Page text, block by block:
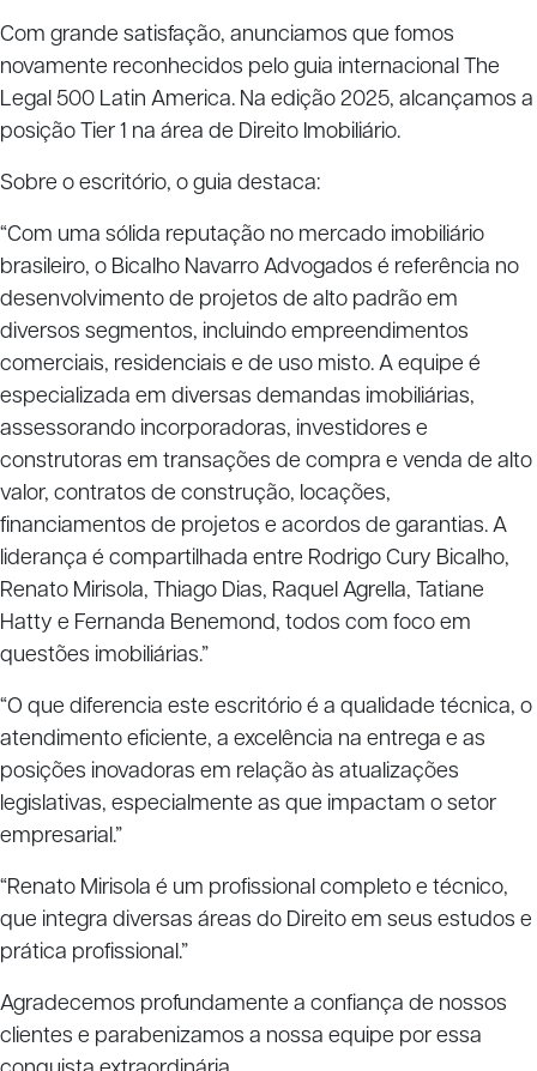
Com grande satisfação, anunciamos que fomos
novamente reconhecidos pelo guia internacional The
Legal 500 Latin America. Na edição 2025, alcançamos a
posição Tier 1 na área de Direito Imobiliário.
Sobre o escritório, o guia destaca:
“Com uma sólida reputação no mercado imobiliário
brasileiro, o Bicalho Navarro Advogados é referência no
desenvolvimento de projetos de alto padrão em
diversos segmentos, incluindo empreendimentos
comerciais, residenciais e de uso misto. A equipe é
especializada em diversas demandas imobiliárias,
assessorando incorporadoras, investidores e
construtoras em transações de compra e venda de alto
valor, contratos de construção, locações,
financiamentos de projetos e acordos de garantias. A
liderança é compartilhada entre Rodrigo Cury Bicalho,
Renato Mirisola, Thiago Dias, Raquel Agrella, Tatiane
Hatty e Fernanda Benemond, todos com foco em
questões imobiliárias.”
“O que diferencia este escritório é a qualidade técnica, o
atendimento eficiente, a excelência na entrega e as
posições inovadoras em relação às atualizações
legislativas, especialmente as que impactam o setor
empresarial.”
“Renato Mirisola é um profissional completo e técnico,
que integra diversas áreas do Direito em seus estudos e
prática profissional.”
Agradecemos profundamente a confiança de nossos
clientes e parabenizamos a nossa equipe por essa